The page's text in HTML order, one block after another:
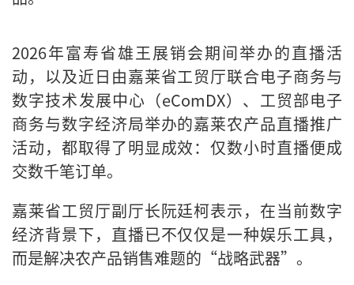
2026年富寿省雄王展销会期间举办的直播活
动，以及近日由嘉莱省工贸厅联合电子商务与
数字技术发展中心（eComDX）、工贸部电子
商务与数字经济局举办的嘉莱农产品直播推广
活动，都取得了明显成效：仅数小时直播便成
交数千笔订单。
嘉莱省工贸厅副厅长阮廷柯表示，在当前数字
经济背景下，直播已不仅仅是一种娱乐工具，
而是解决农产品销售难题的“战略武器”。